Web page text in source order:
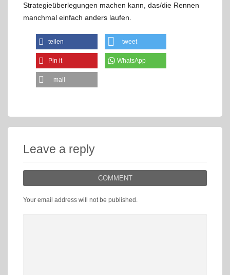
Strategieüberlegungen machen kann, das/die Rennen
manchmal einfach anders laufen.
teilen tweet
Pin it WhatsApp
mail
Leave a reply
COMMENT
Your email address will not be published.